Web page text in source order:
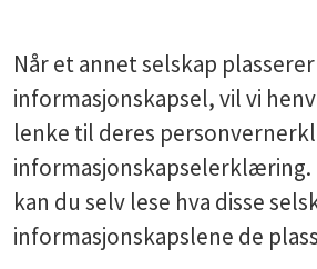
Når et annet selskap
informasjonskapsel, vil vi
lenke til deres
informasjonskapselerklæring.
kan du selv lese hva disse
informasjonskapslene de